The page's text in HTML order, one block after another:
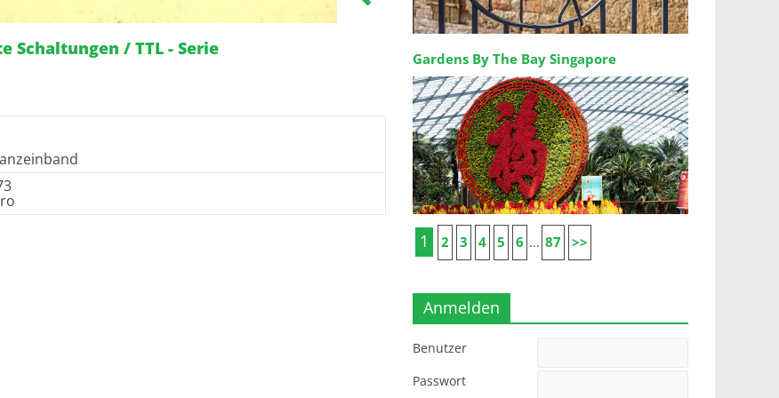
Schaltungen / TTL - Serie
Gardens By The Bay Singapore
1 2 3 4 5 6 ... 87 >>
Anmelden
Benutzer
Passwort